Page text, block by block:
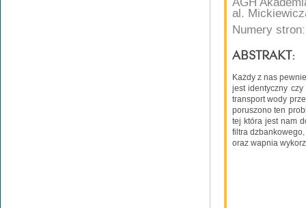
AGH
al.
Numery
ABSTRAKT:
Każdy z nas
jest identyczny
transport wody
poruszono ten
tej która jest nam
filtra
oraz wapnia